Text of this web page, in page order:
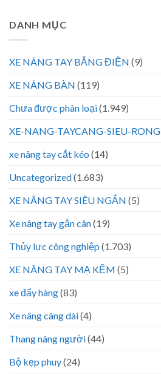
DANH MỤC
XE NÂNG TAY BẰNG ĐIỆN (9)
XE NÂNG BÀN (119)
Chưa được phân loại(1.949)
XE-NANG-TAYCANG-SIEU-RONG
xe nâng tay cắt kéo (14)
Uncategorized(1.683)
XE NÂNG TAY SIÊU NGẮN (5)
Xe nâng tay gắn cân(19)
Thủy lực công nghiệp (1.703)
XE NÂNG TAY MẠ KẼM (5)
xe đẩy hàng(83)
Xe nâng càng dài(4)
Thang nâng người(44)
Bộ kẹp phuy(24)